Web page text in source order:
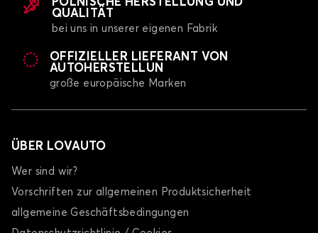
POLNISCHE HERSTELLUNG UND
QUALITÄT
bei uns in unserer eigenen Fabrik
OFFIZIELLER LIEFERANT VON
AUTOHERSTELLUN
große europäische Marken
ÜBER LOVAUTO
Wer sind wir?
Vorschriften zur allgemeinen Produktsicherheit
allgemeine Geschäftsbedingungen